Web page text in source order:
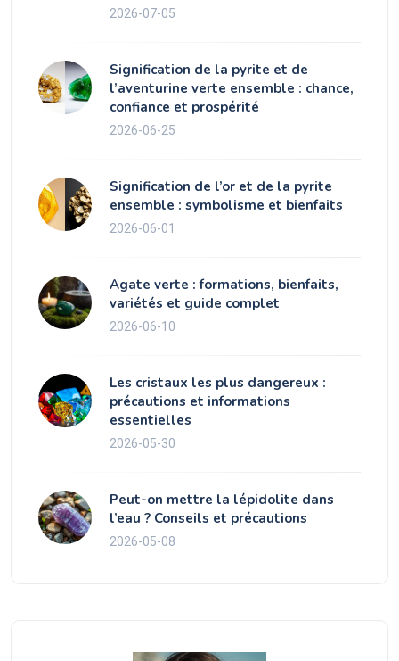
2026-07-05
Signification de la pyrite et de
l’aventurine verte ensemble : chance,
confiance et prospérité
2026-06-25
Signification de l’or et de la pyrite
ensemble : symbolisme et bienfaits
2026-06-01
Agate verte : formations, bienfaits,
variétés et guide complet
2026-06-10
Les cristaux les plus dangereux :
précautions et informations
essentielles
2026-05-30
Peut-on mettre la lépidolite dans
l’eau ? Conseils et précautions
2026-05-08